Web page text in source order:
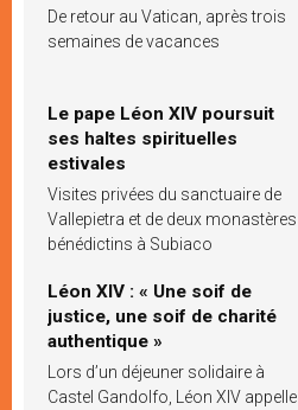
De retour au Vatican, après trois
semaines de vacances
Le pape Léon XIV poursuit
ses haltes spirituelles
estivales
Visites privées du sanctuaire de
Vallepietra et de deux monastères
bénédictins à Subiaco
Léon XIV : « Une soif de
justice, une soif de charité
authentique »
Lors d’un déjeuner solidaire à
Castel Gandolfo, Léon XIV appelle